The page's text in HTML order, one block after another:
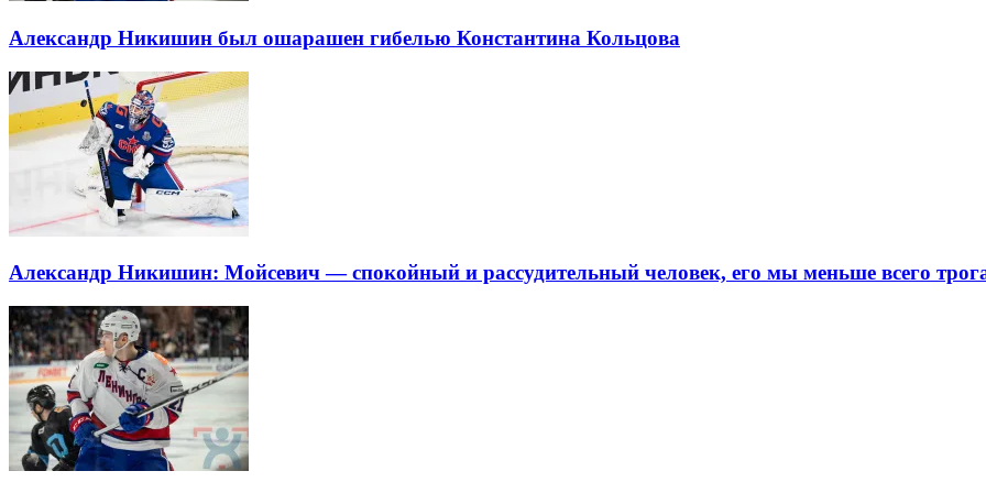
Александр Никишин был ошарашен гибелью Константина Кольцова
Александр Никишин: Мойсевич — спокойный и рассудительный человек, его мы меньше всего